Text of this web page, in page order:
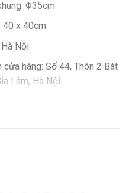
Φ35cm
40 x 40cm
Nội
hàng: Số 44, Thôn 2 Bát
Lâm, Hà Nội